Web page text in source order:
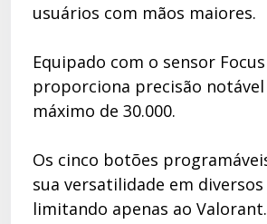
usuários com mãos maiores.
Equipado com o sensor
proporciona precisão notável
máximo de 30.000.
Os cinco botões
sua versatilidade em
limitando apenas ao Valorant.